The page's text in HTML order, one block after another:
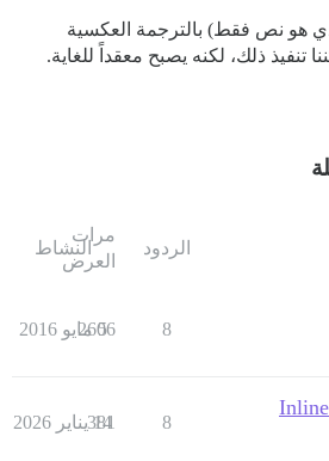
هو نص فقط) بالترجمة العكسية
تنفيذ ذلك، لكنه يصبح معقداً للغاية.
الردود
مرات
العرض
النشاط
8
2606
5 مايو 2016
8
381
14 يناير 2026